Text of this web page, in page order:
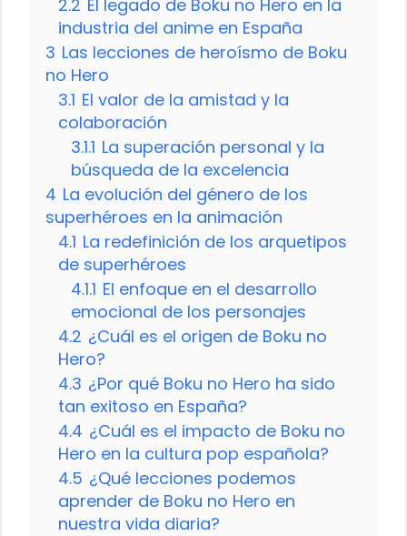
2.2 El legado de Boku no Hero en la
industria del anime en España
3 Las lecciones de heroísmo de Boku
no Hero
3.1 El valor de la amistad y la
colaboración
3.1.1 La superación personal y la
búsqueda de la excelencia
4 La evolución del género de los
superhéroes en la animación
4.1 La redefinición de los arquetipos
de superhéroes
4.1.1 El enfoque en el desarrollo
emocional de los personajes
4.2 ¿Cuál es el origen de Boku no
Hero?
4.3 ¿Por qué Boku no Hero ha sido
tan exitoso en España?
4.4 ¿Cuál es el impacto de Boku no
Hero en la cultura pop española?
4.5 ¿Qué lecciones podemos
aprender de Boku no Hero en
nuestra vida diaria?